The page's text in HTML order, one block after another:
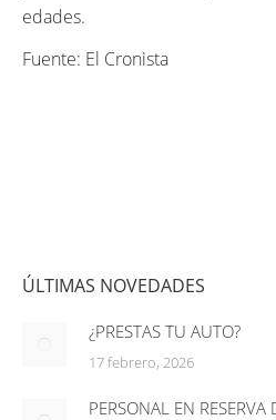
edades.
Fuente: El Cronista
ÚLTIMAS NOVEDADES
¿PRESTAS TU AUTO?
17 febrero, 2026
PERSONAL EN